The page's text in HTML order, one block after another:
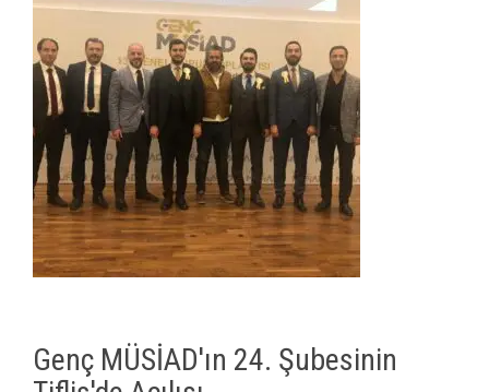
Genç MÜSİAD'ın 24. Şubesinin